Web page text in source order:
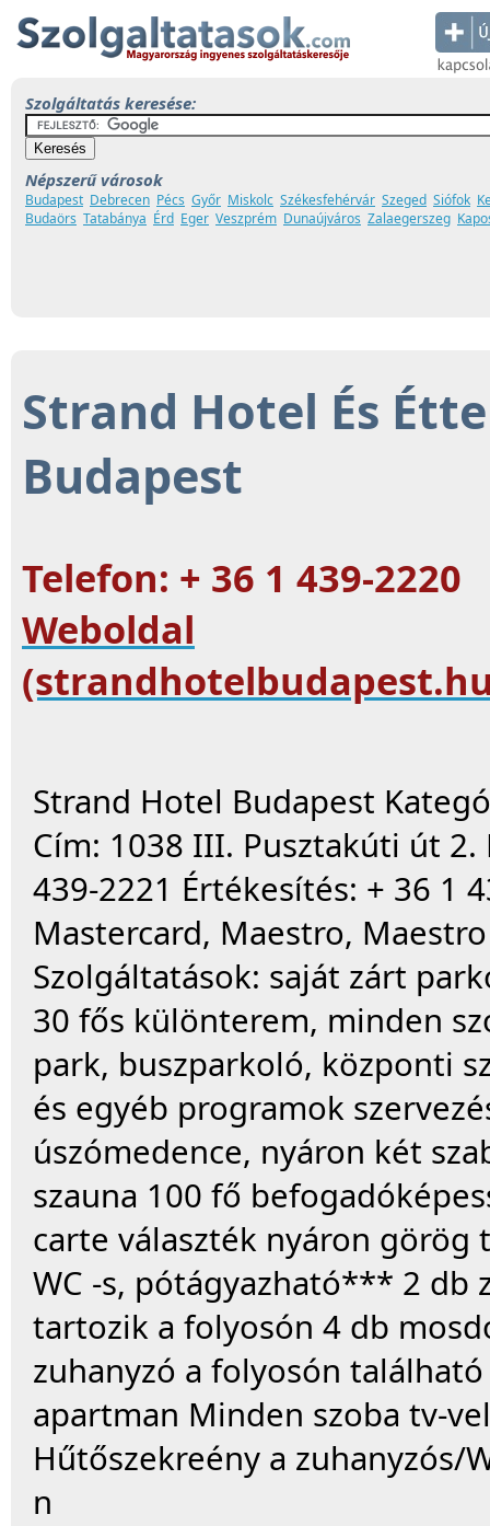
Szolgáltatás keresése:
Népszerű városok
Budapest Debrecen Pécs Győr Miskolc Székesfehérvár Szeged Siófok
Budaörs Tatabánya Érd Eger Veszprém Dunaújváros Zalaegerszeg
Strand Hotel És
Budapest
Telefon: + 36 1 439-2220
Weboldal
Strand Hotel Budapest
Cím: 1038 III. Pusztakúti út 2.
439-2221 Értékesítés: + 36 1
Mastercard, Maestro,
Szolgáltatások: saját zárt
30 fős különterem, minden
park, buszparkoló, központi
és egyéb programok
úszómedence, nyáron két
szauna 100 fő
carte választék nyáron görög
WC -s, pótágyazható*** 2 db
tartozik a folyosón 4 db
zuhanyzó a folyosón
apartman Minden szoba tv-
Hűtőszekreény a zuhanyzós/
n